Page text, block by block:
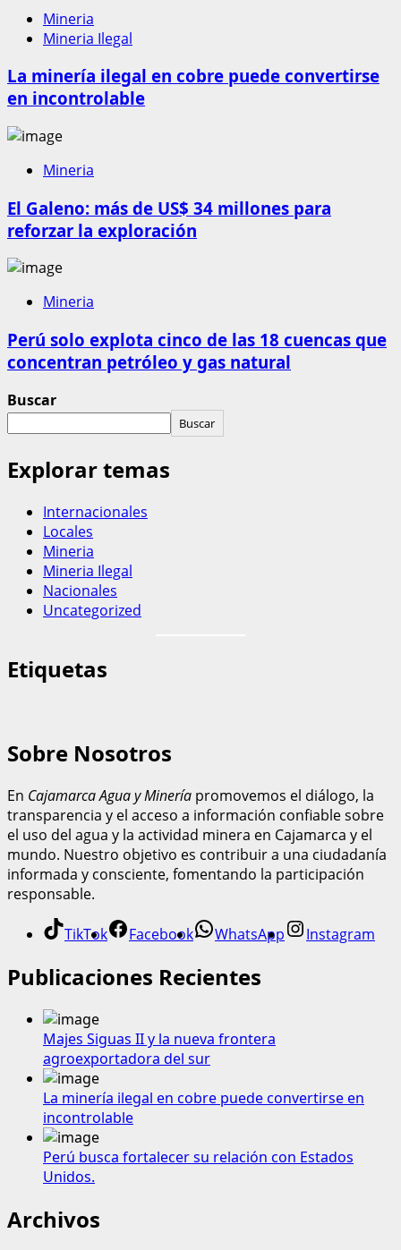
Mineria
Mineria Ilegal
La minería ilegal en cobre puede convertirse
en incontrolable
Mineria
El Galeno: más de US$ 34 millones para
reforzar la exploración
Mineria
Perú solo explota cinco de las 18 cuencas que
concentran petróleo y gas natural
Buscar
Buscar
Explorar temas
Internacionales
Locales
Mineria
Mineria Ilegal
Nacionales
Uncategorized
Etiquetas
Sobre Nosotros
En Cajamarca Agua y Minería promovemos el diálogo, la
transparencia y el acceso a información confiable sobre
el uso del agua y la actividad minera en Cajamarca y el
mundo. Nuestro objetivo es contribuir a una ciudadanía
informada y consciente, fomentando la participación
responsable.
TikTok Facebook WhatsApp Instagram
Publicaciones Recientes
Majes Siguas II y la nueva frontera
agroexportadora del sur
La minería ilegal en cobre puede convertirse en
incontrolable
Perú busca fortalecer su relación con Estados
Unidos.
Archivos